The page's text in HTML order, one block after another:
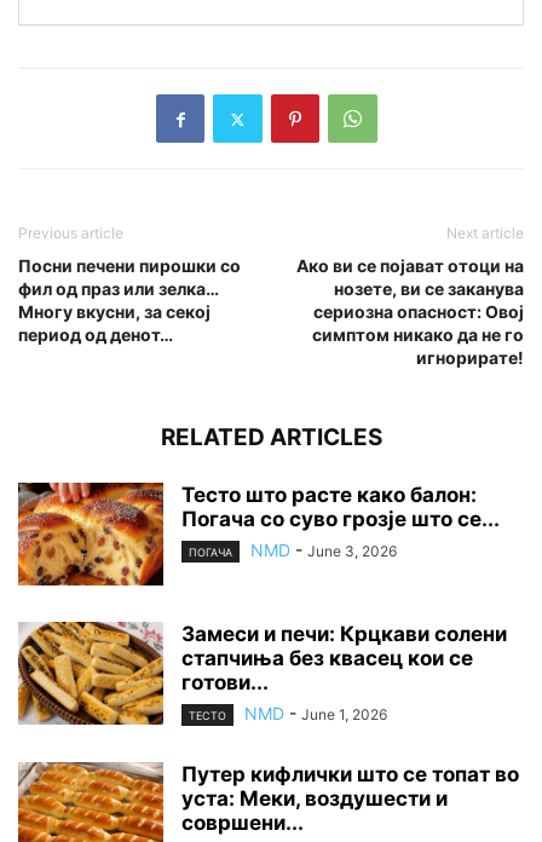
Previous article
Посни печени пирошки со
фил од праз или зелка…
Многу вкусни, за секој
период од денот…
Next article
Ако ви се појават отоци на
нозете, ви се заканува
сериозна опасност: Овој
симптом никако да не го
игнорирате!
RELATED ARTICLES
Тесто што расте како балон:
Погача со суво грозје што се...
ПОГАЧА NMD - June 3, 2026
Замеси и печи: Крцкави солени
стапчиња без квасец кои се
готови...
ТЕСТО NMD - June 1, 2026
Путер кифлички што се топат во
уста: Меки, воздушести и
совршени...